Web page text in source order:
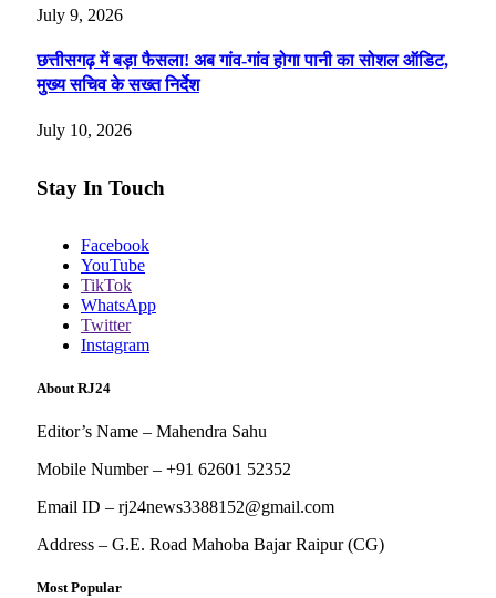
July 9, 2026
छत्तीसगढ़ में बड़ा फैसला! अब गांव-गांव होगा पानी का सोशल ऑडिट,
मुख्य सचिव के सख्त निर्देश
July 10, 2026
Stay In Touch
Facebook
YouTube
TikTok
WhatsApp
Twitter
Instagram
About RJ24
Editor’s Name – Mahendra Sahu
Mobile Number – +91 62601 52352
Email ID – rj24news3388152@gmail.com
Address – G.E. Road Mahoba Bajar Raipur (CG)
Most Popular